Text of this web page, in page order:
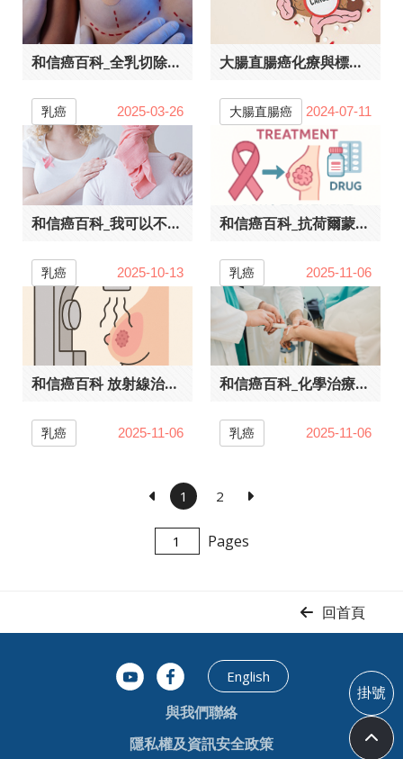
和信癌百科_全乳切除或部分切除
乳癌 2025-03-26
大腸直腸癌化療與標靶藥物介紹
大腸直腸癌 2024-07-11
和信癌百科_我可以不做化療嗎
乳癌 2025-10-13
和信癌百科_抗荷爾蒙藥物一定要吃滿五年嗎
乳癌 2025-11-06
和信癌百科 放射線治療原理及使用時機
乳癌 2025-11-06
和信癌百科_化學治療是甚麼
乳癌 2025-11-06
1 2
Pages
回首頁
English
與我們聯絡
隱私權及資訊安全政策
掛號